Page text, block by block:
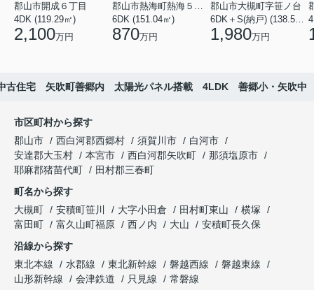
郡山市開成６丁目
4DK (119.29㎡)
2,100万円
郡山市熱海町熱海５丁目
6DK (151.04㎡)
870万円
郡山市大槻町字笹ノ台
6DK＋S(納戸) (138.55㎡)
1,980万円
古住宅 矢吹町善郷内 太陽光パネル搭載 4LDK 善郷小・矢吹中
市区町村から探す
郡山市
西白河郡西郷村 須賀川市
白河市
安達郡大玉村
本宮市 西白河郡矢吹町
那須塩原市
耶麻郡猪苗代町
田村郡三春町
町名から探す
大槻町
安積町笹川 大字小田倉 田村町東山
横塚
富田町
富久山町福原 西ノ内 大山
安積町長久保
沿線から探す
東北本線
水郡線 東北新幹線 磐越西線
磐越東線
山形新幹線
会津鉄道 只見線
常磐線